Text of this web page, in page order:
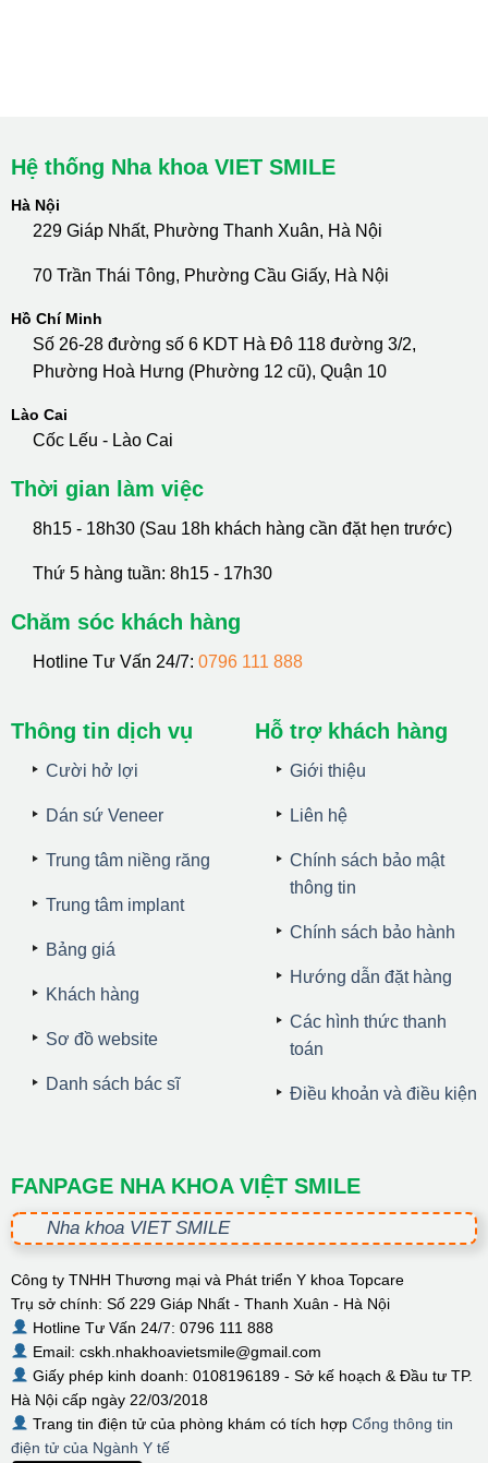
Hệ thống Nha khoa VIET SMILE
Hà Nội
229 Giáp Nhất, Phường Thanh Xuân, Hà Nội
70 Trần Thái Tông, Phường Cầu Giấy, Hà Nội
Hồ Chí Minh
Số 26-28 đường số 6 KDT Hà Đô 118 đường 3/2,
Phường Hoà Hưng (Phường 12 cũ), Quận 10
Lào Cai
Cốc Lếu - Lào Cai
Thời gian làm việc
8h15 - 18h30 (Sau 18h khách hàng cần đặt hẹn trước)
Thứ 5 hàng tuần: 8h15 - 17h30
Chăm sóc khách hàng
Hotline Tư Vấn 24/7: 0796 111 888
Thông tin dịch vụ
Cười hở lợi
Dán sứ Veneer
Trung tâm niềng răng
Trung tâm implant
Bảng giá
Khách hàng
Sơ đồ website
Danh sách bác sĩ
Hỗ trợ khách hàng
Giới thiệu
Liên hệ
Chính sách bảo mật
thông tin
Chính sách bảo hành
Hướng dẫn đặt hàng
Các hình thức thanh
toán
Điều khoản và điều kiện
FANPAGE NHA KHOA VIỆT SMILE
Nha khoa VIET SMILE
Công ty TNHH Thương mại và Phát triển Y khoa Topcare
Trụ sở chính: Số 229 Giáp Nhất - Thanh Xuân - Hà Nội
Hotline Tư Vấn 24/7: 0796 111 888
Email: cskh.nhakhoavietsmile@gmail.com
Giấy phép kinh doanh: 0108196189 - Sở kế hoạch & Đầu tư TP.
Hà Nội cấp ngày 22/03/2018
Trang tin điện tử của phòng khám có tích hợp Cổng thông tin
điện tử của Ngành Y tế